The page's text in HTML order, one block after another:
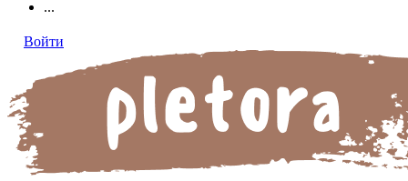
...
Войти